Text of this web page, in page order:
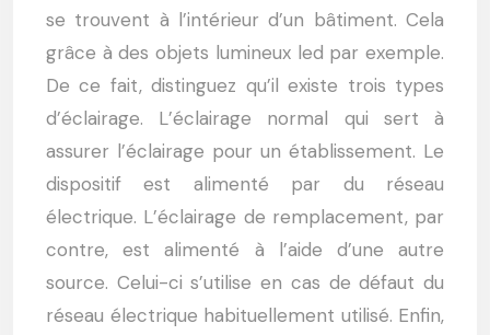
se trouvent à l’intérieur d’un bâtiment. Cela
grâce à des objets lumineux led par exemple.
De ce fait, distinguez qu’il existe trois types
d’éclairage. L’éclairage normal qui sert à
assurer l’éclairage pour un établissement. Le
dispositif est alimenté par du réseau
électrique. L’éclairage de remplacement, par
contre, est alimenté à l’aide d’une autre
source. Celui-ci s’utilise en cas de défaut du
réseau électrique habituellement utilisé. Enfin,